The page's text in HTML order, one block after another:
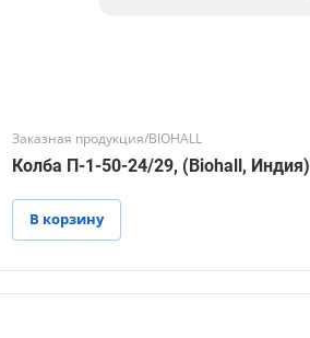
Заказная продукция/BIOHALL
Колба П-1-50-24/29, (Biohall, Индия)
В корзину